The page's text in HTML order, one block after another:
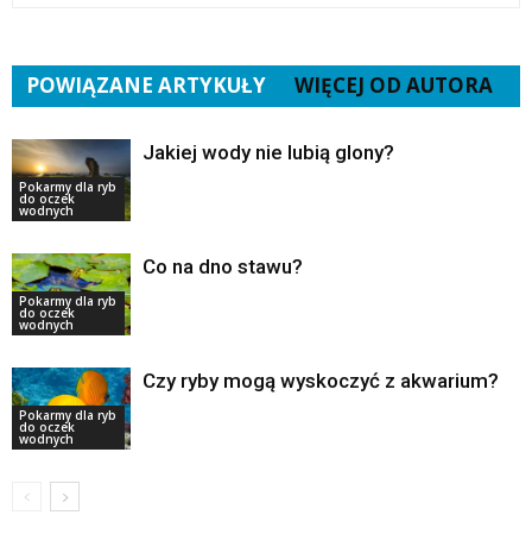
POWIĄZANE ARTYKUŁY WIĘCEJ OD AUTORA
Pokarmy dla ryb
do oczek
wodnych
Jakiej wody nie lubią glony?
Pokarmy dla ryb
do oczek
wodnych
Co na dno stawu?
Pokarmy dla ryb
do oczek
wodnych
Czy ryby mogą wyskoczyć z akwarium?